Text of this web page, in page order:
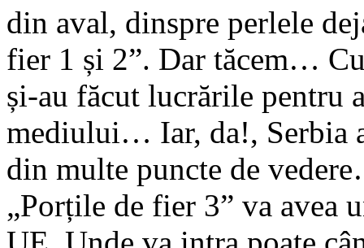
din aval, dinspre perlele
fier 1 și 2”. Dar tăcem…
și-au făcut lucrările pentru
mediului… Iar, da!, Serbia
din multe puncte de
„Porțile de fier 3” va avea